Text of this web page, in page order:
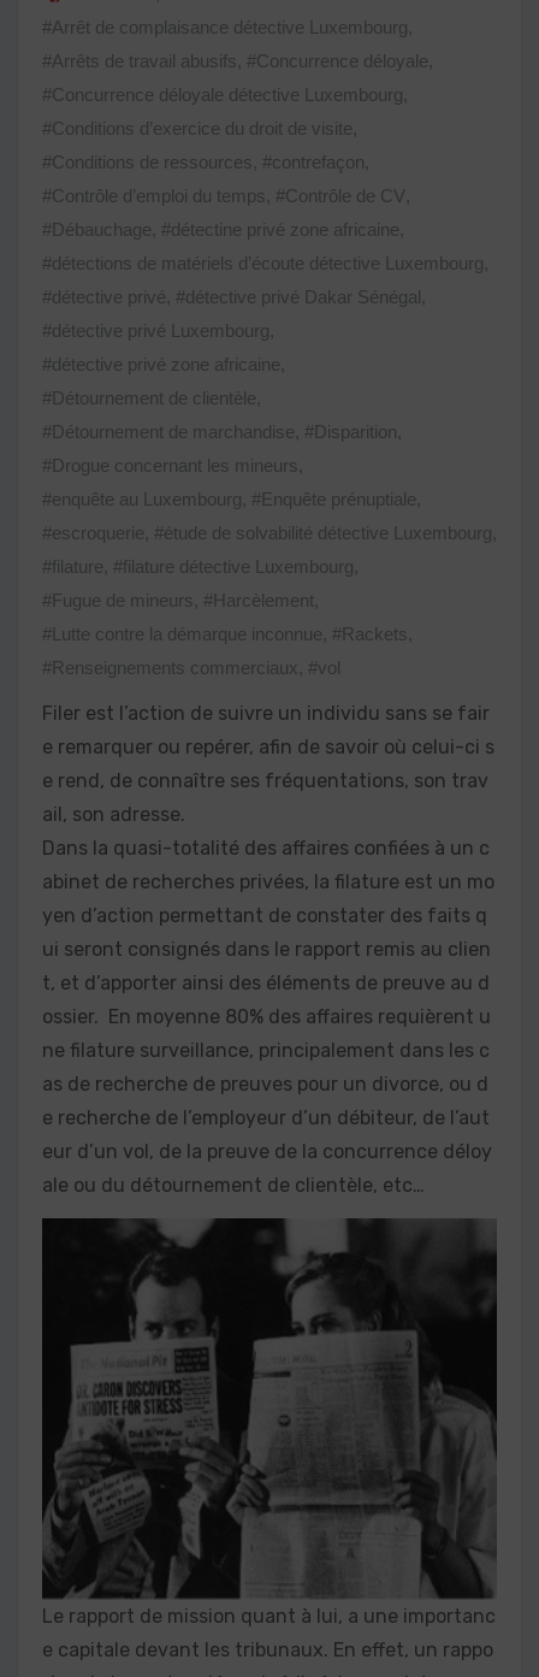
#Arrêt de complaisance détective Luxembourg,
#Arrêts de travail abusifs, #Concurrence déloyale,
#Concurrence déloyale détective Luxembourg,
#Conditions d’exercice du droit de visite,
#Conditions de ressources, #contrefaçon,
#Contrôle d’emploi du temps, #Contrôle de CV,
#Débauchage, #détectine privé zone africaine,
#détections de matériels d’écoute détective Luxembourg,
#détective privé, #détective privé Dakar Sénégal,
#détective privé Luxembourg,
#détective privé zone africaine,
#Détournement de clientèle,
#Détournement de marchandise, #Disparition,
#Drogue concernant les mineurs,
#enquête au Luxembourg, #Enquête prénuptiale,
#escroquerie, #étude de solvabilité détective Luxembourg,
#filature, #filature détective Luxembourg,
#Fugue de mineurs, #Harcèlement,
#Lutte contre la démarque inconnue, #Rackets,
#Renseignements commerciaux, #vol
Filer est l’action de suivre un individu sans se fair
e remarquer ou repérer, afin de savoir où celui-ci s
e rend, de connaître ses fréquentations, son trav
ail, son adresse.
Dans la quasi-totalité des affaires confiées à un c
abinet de recherches privées, la filature est un mo
yen d’action permettant de constater des faits q
ui seront consignés dans le rapport remis au clien
t, et d’apporter ainsi des éléments de preuve au d
ossier. En moyenne 80% des affaires requièrent u
ne filature surveillance, principalement dans les c
as de recherche de preuves pour un divorce, ou d
e recherche de l’employeur d’un débiteur, de l’aut
eur d’un vol, de la preuve de la concurrence déloy
ale ou du détournement de clientèle, etc…
Le rapport de mission quant à lui, a une importanc
e capitale devant les tribunaux. En effet, un rappo